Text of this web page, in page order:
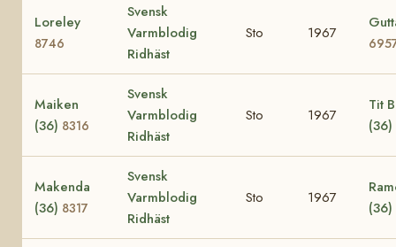
Loreley
8746
Svensk
Varmblodig
Ridhäst
Sto 1967
Maiken
(36) 8316
Svensk
Varmblodig
Ridhäst
Sto 1967
Tit
(36)
Makenda
(36) 8317
Svensk
Varmblodig
Ridhäst
Sto 1967
(36)